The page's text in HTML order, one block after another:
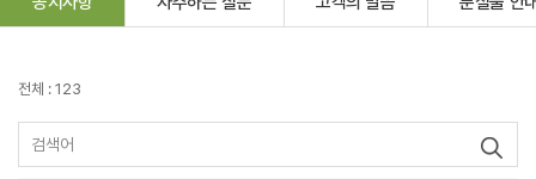
전체 : 123